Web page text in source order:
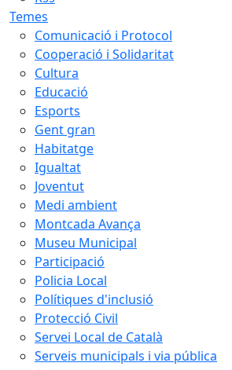
Temes
Comunicació i Protocol
Cooperació i Solidaritat
Cultura
Educació
Esports
Gent gran
Habitatge
Igualtat
Joventut
Medi ambient
Montcada Avança
Museu Municipal
Participació
Policia Local
Polítiques d'inclusió
Protecció Civil
Servei Local de Català
Serveis municipals i via pública